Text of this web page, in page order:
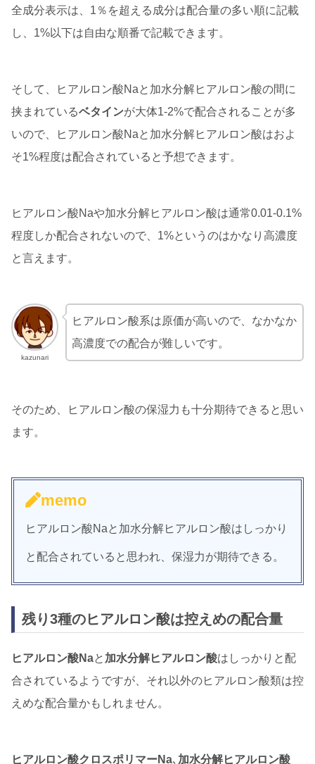
全成分表示は、1％を超える成分は配合量の多い順に記載
し、1%以下は自由な順番で記載できます。
そして、ヒアルロン酸Naと加水分解ヒアルロン酸の間に
挟まれているベタインが大体1-2%で配合されることが多
いので、ヒアルロン酸Naと加水分解ヒアルロン酸はおよ
そ1%程度は配合されていると予想できます。
ヒアルロン酸Naや加水分解ヒアルロン酸は通常0.01-0.1%
程度しか配合されないので、1%というのはかなり高濃度
と言えます。
kazunari
ヒアルロン酸系は原価が高いので、なかなか
高濃度での配合が難しいです。
そのため、ヒアルロン酸の保湿力も十分期待できると思い
ます。
memo
ヒアルロン酸Naと加水分解ヒアルロン酸はしっかり
と配合されていると思われ、保湿力が期待できる。
残り3種のヒアルロン酸は控えめの配合量
ヒアルロン酸Naと 加水分解ヒアルロン酸はしっかりと配
合されているようですが、それ以外のヒアルロン酸類は控
えめな配合量かもしれません。
ヒアルロン酸クロスポリマーNa､ 加水分解ヒアルロン酸